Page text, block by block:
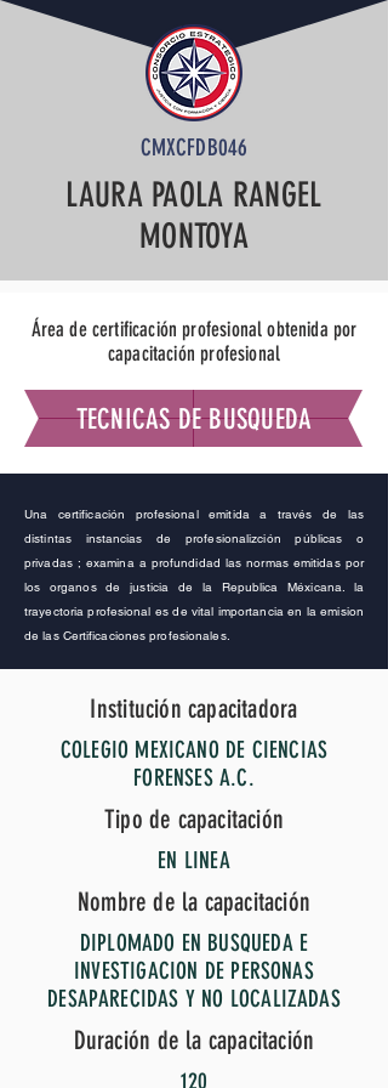
CMXCFDB046
LAURA PAOLA RANGEL
MONTOYA
Área de certificación profesional obtenida por
capacitación profesional
TECNICAS DE BUSQUEDA
Una certificación profesional emitida a través de las
distintas instancias de profesionalizción públicas o
privadas ; examina a profundidad las normas emitidas por
los organos de justicia de la Republica Méxicana. la
trayectoria profesional es de vital importancia en la emision
de las Certificaciones profesionales.
Institución capacitadora
COLEGIO MEXICANO DE CIENCIAS
FORENSES A.C.
Tipo de capacitación
EN LINEA
Nombre de la capacitación
DIPLOMADO EN BUSQUEDA E
INVESTIGACION DE PERSONAS
DESAPARECIDAS Y NO LOCALIZADAS
Duración de la capacitación
120